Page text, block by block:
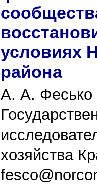
условиях
района
А. А. Фесько
хозяйства